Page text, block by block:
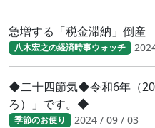
急増する「税金滞納」倒産
八木宏之の経済時事ウォッチ
◆二十四節気◆令和6年（
ろ）」です。◆
季節のお便り 2024 / 09 / 03